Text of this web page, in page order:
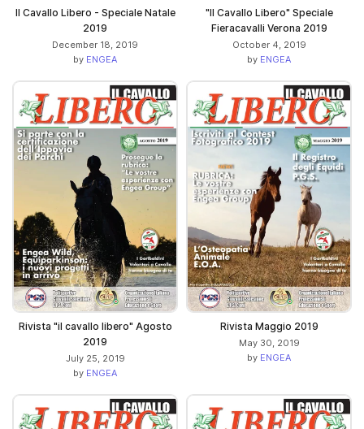
Il Cavallo Libero - Speciale Natale
2019
December 18, 2019
by ENGEA
"Il Cavallo Libero" Speciale
Fieracavalli Verona 2019
October 4, 2019
by ENGEA
Rivista "il cavallo libero" Agosto
2019
July 25, 2019
by ENGEA
Rivista Maggio 2019
May 30, 2019
by ENGEA